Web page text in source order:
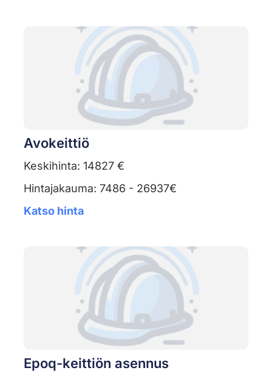
Avokeittiö
Keskihinta: 14827 €
Hintajakauma: 7486 - 26937€
Katso hinta
Epoq-keittiön asennus